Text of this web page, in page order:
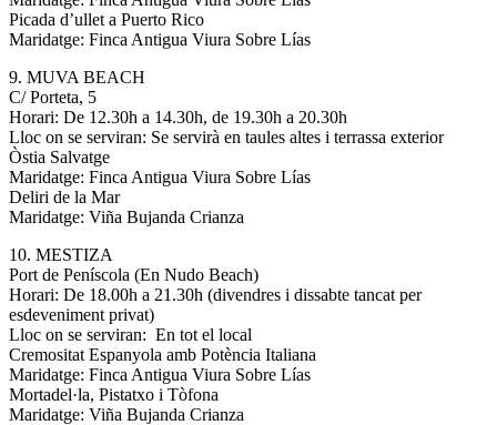
Picada d’ullet a Puerto Rico
Maridatge: Finca Antigua Viura Sobre Lías
9. MUVA BEACH
C/ Porteta, 5
Horari: De 12.30h a 14.30h, de 19.30h a 20.30h
Lloc on se serviran: Se servirà en taules altes i terrassa exterior
Òstia Salvatge
Maridatge: Finca Antigua Viura Sobre Lías
Deliri de la Mar
Maridatge: Viña Bujanda Crianza
10. MESTIZA
Port de Peníscola (En Nudo Beach)
Horari: De 18.00h a 21.30h (divendres i dissabte tancat per
esdeveniment privat)
Lloc on se serviran: En tot el local
Cremositat Espanyola amb Potència Italiana
Maridatge: Finca Antigua Viura Sobre Lías
Mortadel·la, Pistatxo i Tòfona
Maridatge: Viña Bujanda Crianza